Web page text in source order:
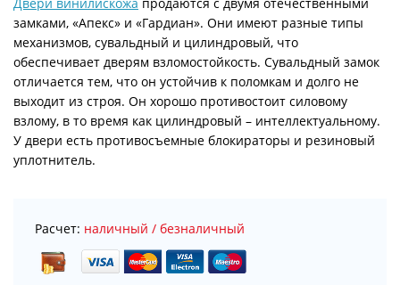
замками, «Апекс» и «Гардиан». Они имеют разные типы
механизмов, сувальдный и цилиндровый, что
обеспечивает дверям взломостойкость. Сувальдный замок
отличается тем, что он устойчив к поломкам и долго не
выходит из строя. Он хорошо противостоит силовому
взлому, в то время как цилиндровый – интеллектуальному.
У двери есть противосъемные блокираторы и резиновый
уплотнитель.
Расчет: наличный / безналичный